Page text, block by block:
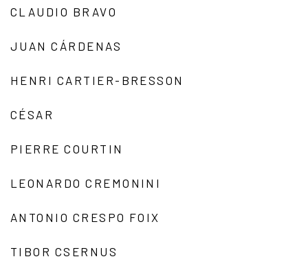
CLAUDIO BRAVO
JUAN CÁRDENAS
HENRI CARTIER-BRESSON
CÉSAR
PIERRE COURTIN
LEONARDO CREMONINI
ANTONIO CRESPO FOIX
TIBOR CSERNUS